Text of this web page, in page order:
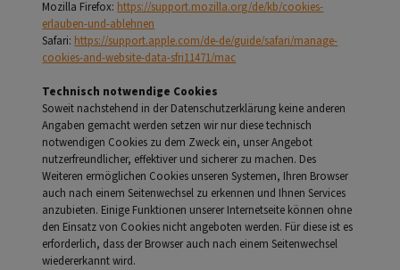
Mozilla Firefox: https://support.mozilla.org/de/kb/cookies-
erlauben-und-ablehnen
Safari: https://support.apple.com/de-de/guide/safari/manage-
cookies-and-website-data-sfri11471/mac
Technisch notwendige Cookies
Soweit nachstehend in der Datenschutzerklärung keine anderen
Angaben gemacht werden setzen wir nur diese technisch
notwendigen Cookies zu dem Zweck ein, unser Angebot
nutzerfreundlicher, effektiver und sicherer zu machen. Des
Weiteren ermöglichen Cookies unseren Systemen, Ihren Browser
auch nach einem Seitenwechsel zu erkennen und Ihnen Services
anzubieten. Einige Funktionen unserer Internetseite können ohne
den Einsatz von Cookies nicht angeboten werden. Für diese ist es
erforderlich, dass der Browser auch nach einem Seitenwechsel
wiedererkannt wird.